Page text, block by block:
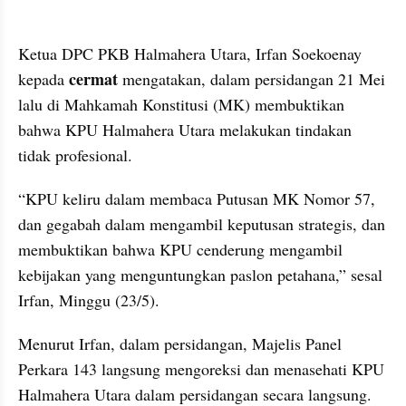
Ketua DPC PKB Halmahera Utara, Irfan Soekoenay
kepada cermat mengatakan, dalam persidangan 21 Mei
lalu di Mahkamah Konstitusi (MK) membuktikan
bahwa KPU Halmahera Utara melakukan tindakan
tidak profesional.
“KPU keliru dalam membaca Putusan MK Nomor 57,
dan gegabah dalam mengambil keputusan strategis, dan
membuktikan bahwa KPU cenderung mengambil
kebijakan yang menguntungkan paslon petahana,” sesal
Irfan, Minggu (23/5).
Menurut Irfan, dalam persidangan, Majelis Panel
Perkara 143 langsung mengoreksi dan menasehati KPU
Halmahera Utara dalam persidangan secara langsung.